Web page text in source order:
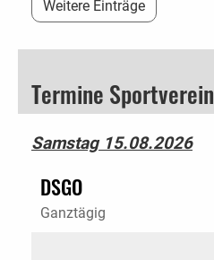
Weitere Einträge
Termine Sportverein
Samstag 15.08.2026
DSGO
Ganztägig